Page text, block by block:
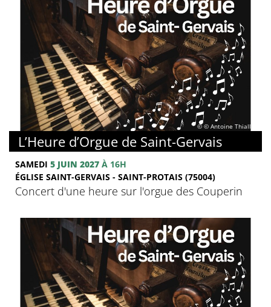
© © Antoine Thiallier
L’Heure d’Orgue de Saint-Gervais
SAMEDI 5 JUIN 2027 À 16H
ÉGLISE SAINT-GERVAIS - SAINT-PROTAIS (75004)
Concert d'une heure sur l'orgue des Couperin